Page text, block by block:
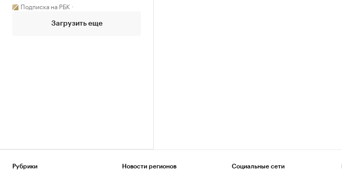
Подписка на РБК
Загрузить еще
Рубрики Новости регионов Социальные сети